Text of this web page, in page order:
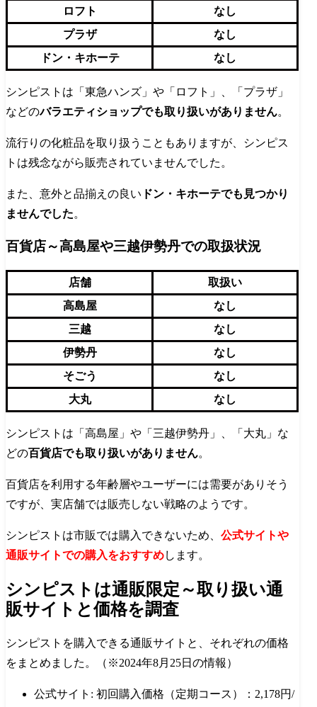
ロフト
なし
プラザ
なし
ドン・キホーテ
なし
シンピストは「東急ハンズ」や「ロフト」、「プラザ」
などのバラエティショップでも取り扱いがありません。
流行りの化粧品を取り扱うこともありますが、シンピス
トは残念ながら販売されていませんでした。
また、意外と品揃えの良い ドン・キホーテでも見つかり
ませんでした。
百貨店～高島屋や三越伊勢丹での取扱状況
店舗
取扱い
高島屋
なし
三越
なし
伊勢丹
なし
そごう
なし
大丸
なし
シンピストは「高島屋」や「三越伊勢丹」、「大丸」な
どの百貨店でも取り扱いがありません。
百貨店を利用する年齢層やユーザーには需要がありそう
ですが、実店舗では販売しない戦略のようです。
シンピストは市販では購入できないため、 公式サイトや
通販サイトでの購入をおすすめします。
シンピストは通販限定～取り扱い通
販サイトと価格を調査
シンピストを購入できる通販サイトと、それぞれの価格
をまとめました。（※2024年8月25日の情報）
公式サイト: 初回購入価格（定期コース）：2,178円/